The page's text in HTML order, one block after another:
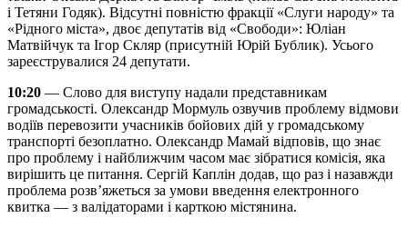
і Тетяни Годяк). Відсутні повністю фракції «Слуги народу» та
«Рідного міста», двоє депутатів від «Свободи»: Юліан
Матвійчук та Ігор Скляр (присутній Юрій Бублик). Усього
зареєструвалися 24 депутати.
10:20 — Слово для виступу надали представникам
громадськості. Олександр Мормуль озвучив проблему відмови
водіїв перевозити учасників бойових дій у громадському
транспорті безоплатно. Олександр Мамай відповів, що знає
про проблему і найближчим часом має зібратися комісія, яка
вирішить це питання. Сергій Каплін додав, що раз і назавжди
проблема розв’яжеться за умови введення електронного
квитка — з валідаторами і карткою містянина.